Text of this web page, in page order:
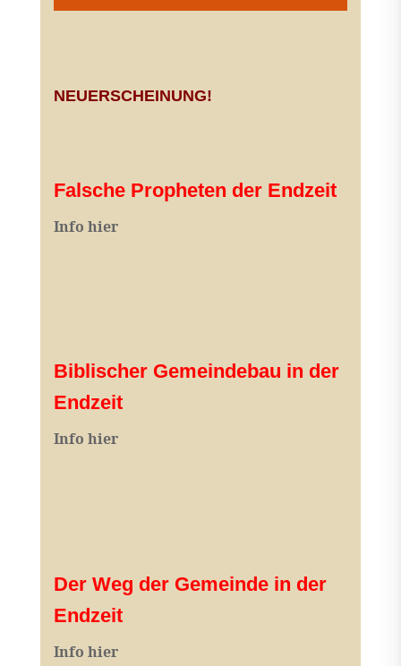
NEUERSCHEINUNG!
Falsche Propheten der Endzeit
Info hier
Biblischer Gemeindebau in der
Endzeit
Info hier
Der Weg der Gemeinde in der
Endzeit
Info hier